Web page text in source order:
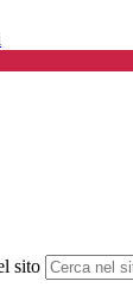
sito